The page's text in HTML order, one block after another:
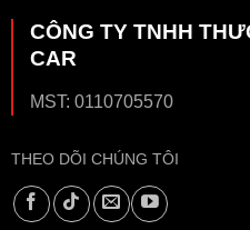
CÔNG TY TNHH
CAR
MST: 0110705570
THEO DÕI CHÚNG TÔI